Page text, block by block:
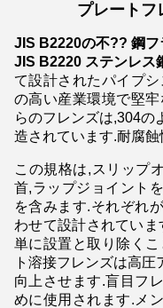
プレートフ
JIS B2220の不?? 鋼フ
JIS B2220 ステンレス
て設計されたパイプ
の高い産業環境で堅
らのフレンズは,304の
造されています.耐腐
この規格は,スリップ
首,ラップジョイント
を含みます.それぞれ
わせて設計されてい
単に設置と取り除く
ト溶接フレンズは高
向上させます.盲目フ
めに使用されます.メ